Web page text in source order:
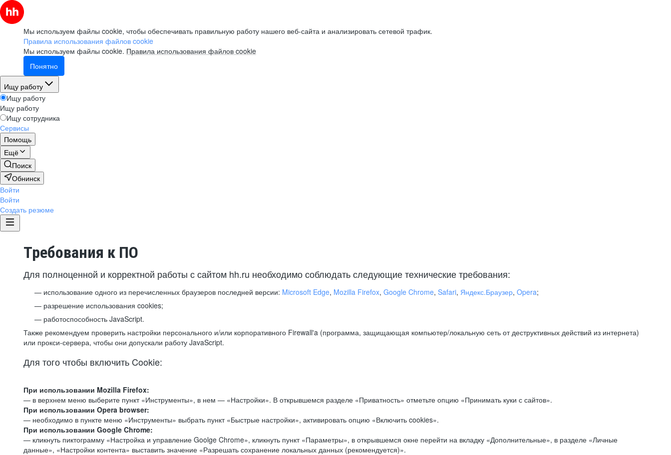
Мы используем файлы cookie, чтобы обеспечивать правильную работу нашего веб-сайта и анализировать сетевой трафик.
Правила использования файлов cookie
Мы используем файлы cookie. Правила использования файлов cookie
Понятно
Ищу работу
Ищу работу
Ищу работу
Ищу сотрудника
Сервисы
Помощь
Ещё
Поиск
Обнинск
Войти
Войти
Создать резюме
Требования к ПО
Для полноценной и корректной работы с сайтом hh.ru необходимо соблюдать следующие технические требования:
использование одного из перечисленных браузеров последней версии: Microsoft Edge, Mozilla Firefox, Google Chrome, Safari, Яндекс.Браузер, Opera;
разрешение использования cookies;
работоспособность JavaScript.
Также рекомендуем проверить настройки персонального и/или корпоративного Firewall'a (программа, защищающая компьютер/локальную сеть от деструктивных действий из интернета)
или прокси-сервера, чтобы они допускали работу JavaScript.
Для того чтобы включить Cookie:
При использовании Mozilla Firefox:
— в верхнем меню выберите пункт «Инструменты», в нем — «Настройки». В открывшемся разделе «Приватность» отметьте опцию «Принимать куки с сайтов».
При использовании Opera browser:
— необходимо в пункте меню «Инструменты» выбрать пункт «Быстрые настройки», активировать опцию «Включить cookies».
При использовании Google Chrome:
— кликнуть пиктограмму «Настройка и управление Goolge Chrome», кликнуть пункт «Параметры», в открывшемся окне перейти на вкладку «Дополнительные», в разделе «Личные
данные», «Настройки контента» выставить значение «Разрешать сохранение локальных данных (рекомендуется)».